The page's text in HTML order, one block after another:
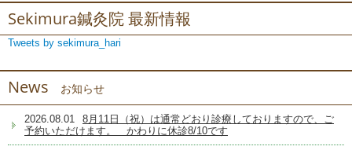
Sekimura鍼灸院 最新情報
Tweets by sekimura_hari
News お知らせ
2026.08.01
8月11日（祝）は通常どおり診療しておりますので、ご
予約いただけます。 かわりに休診8/10です